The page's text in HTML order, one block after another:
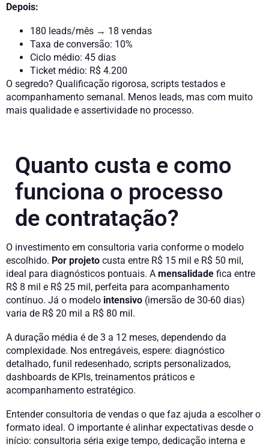
Depois:
180 leads/mês → 18 vendas
Taxa de conversão: 10%
Ciclo médio: 45 dias
Ticket médio: R$ 4.200
O segredo? Qualificação rigorosa, scripts testados e
acompanhamento semanal. Menos leads, mas com muito
mais qualidade e assertividade no processo.
Quanto custa e como
funciona o processo
de contratação?
O investimento em consultoria varia conforme o modelo
escolhido. Por projeto custa entre R$ 15 mil e R$ 50 mil,
ideal para diagnósticos pontuais. A mensalidade fica entre
R$ 8 mil e R$ 25 mil, perfeita para acompanhamento
contínuo. Já o modelo intensivo (imersão de 30-60 dias)
varia de R$ 20 mil a R$ 80 mil.
A duração média é de 3 a 12 meses, dependendo da
complexidade. Nos entregáveis, espere: diagnóstico
detalhado, funil redesenhado, scripts personalizados,
dashboards de KPIs, treinamentos práticos e
acompanhamento estratégico.
Entender consultoria de vendas o que faz ajuda a escolher o
formato ideal. O importante é alinhar expectativas desde o
início: consultoria séria exige tempo, dedicação interna e